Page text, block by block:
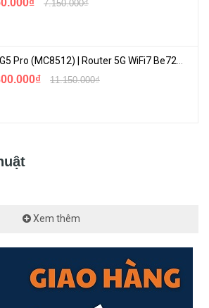
7.150.000₫
11.150.000₫
Xem thêm